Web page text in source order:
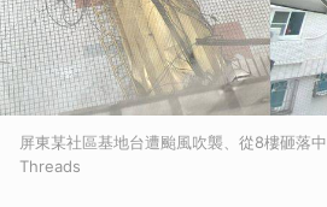
屏東某社區基地台遭颱風吹襲、從8樓砸落
Threads